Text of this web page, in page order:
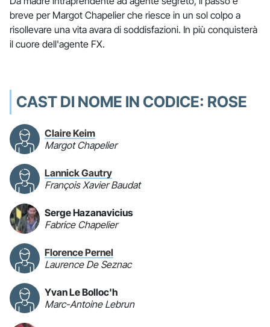
breve per Margot Chapelier che riesce in un sol colpo a
risollevare una vita avara di soddisfazioni. In più conquisterà
il cuore dell'agente FX.
CAST DI NOME IN CODICE: ROSE
Claire Keim
Margot Chapelier
Lannick Gautry
François Xavier Baudat
Serge Hazanavicius
Fabrice Chapelier
Florence Pernel
Laurence De Seznac
Yvan Le Bolloc'h
Marc-Antoine Lebrun